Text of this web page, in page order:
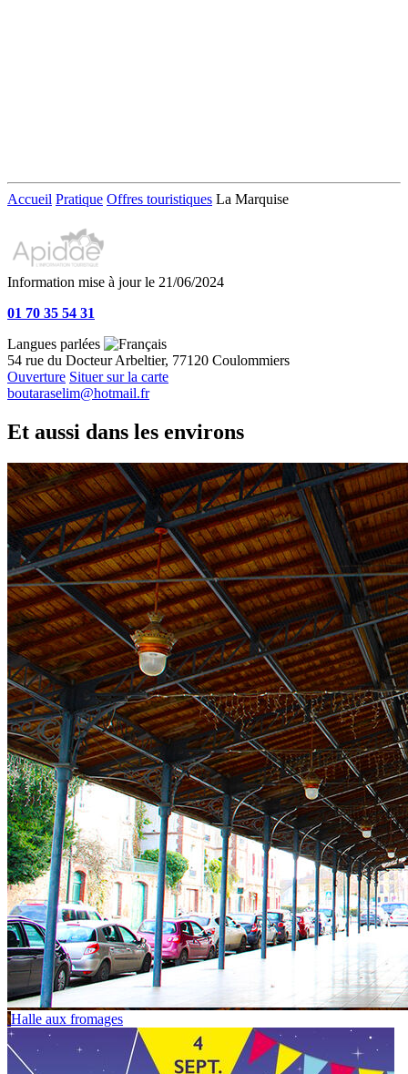
Accueil Pratique Offres touristiques La Marquise
Information mise à jour le 21/06/2024
01 70 35 54 31
Langues parlées
54 rue du Docteur Arbeltier, 77120 Coulommiers
Ouverture Situer sur la carte
boutaraselim@hotmail.fr
Et aussi dans les environs
Halle aux fromages